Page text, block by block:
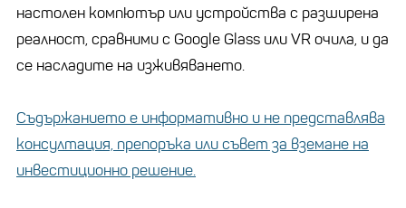
настолен компютър или устройства с разширена
реалност, сравними с Google Glass или VR очила, и да
се насладите на изживяването.
Съдържанието е информативно и не представлява
консултация, препоръка или съвет за вземане на
инвестиционно решение.